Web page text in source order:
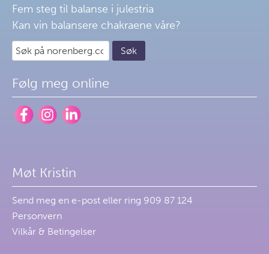
Fem steg til balanse i julestria
Kan vin balansere chakraene våre?
Følg meg online
Møt Kristin
Send meg en e-post eller ring 909 87 124
Personvern
Vilkår & Betingelser